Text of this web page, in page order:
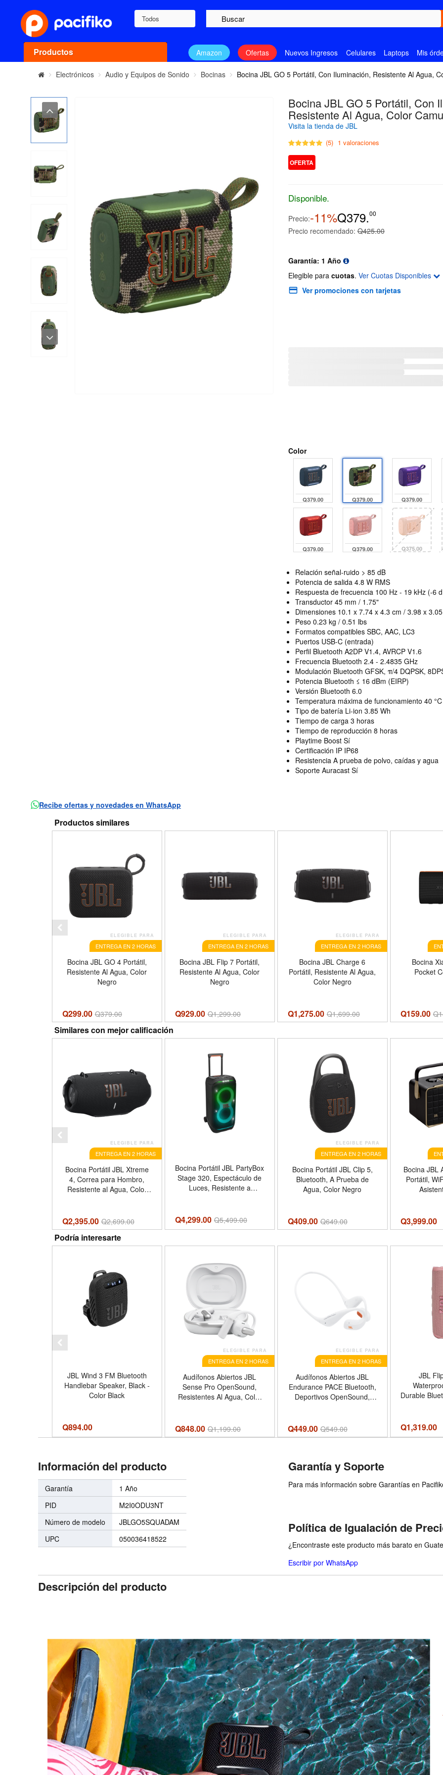
Todos
Productos Amazon Ofertas Nuevos Ingresos Celulares Laptops Mis
Electrónicos Audio y Equipos de Sonido Bocinas Bocina JBL GO 5 Portátil, Con Iluminación, Resistente Al Agua,
Bocina JBL GO 5 Portátil, Con
Resistente Al Agua, Color
Visita la tienda de JBL
(5) 1 valoraciones
OFERTA
Disponible.
Precio:-11%Q379.00
Precio recomendado: Q425.00
Garantía: 1 Año
Elegible para cuotas. Ver Cuotas Disponibles
Ver promociones con tarjetas
Color
Q379.00 Q379.00 Q379.00
Q379.00 Q379.00 Q375.00
Relación señal-ruido > 85 dB
Potencia de salida 4.8 W RMS
Respuesta de frecuencia 100 Hz - 19 kHz (-6
Transductor 45 mm / 1.75"
Dimensiones 10.1 x 7.74 x 4.3 cm / 3.98 x
Peso 0.23 kg / 0.51 lbs
Formatos compatibles SBC, AAC, LC3
Puertos USB-C (entrada)
Perfil Bluetooth A2DP V1.4, AVRCP V1.6
Frecuencia Bluetooth 2.4 - 2.4835 GHz
Modulación Bluetooth GFSK, π/4 DQPSK,
Potencia Bluetooth ≤ 16 dBm (EIRP)
Versión Bluetooth 6.0
Temperatura máxima de funcionamiento 40 °C
Tipo de batería Li-ion 3.85 Wh
Tiempo de carga 3 horas
Tiempo de reproducción 8 horas
Playtime Boost Sí
Certificación IP IP68
Resistencia A prueba de polvo, caídas y agua
Soporte Auracast Sí
Recibe ofertas y novedades en WhatsApp
Productos similares
ELEGIBLE PARA
ENTREGA EN 2 HORAS
Bocina JBL GO 4 Portátil,
Resistente Al Agua, Color
Negro
Q299.00 Q379.00
ELEGIBLE PARA
ENTREGA EN 2 HORAS
Bocina JBL Flip 7 Portátil,
Resistente Al Agua, Color
Negro
Q929.00 Q1,299.00
ELEGIBLE PARA
ENTREGA EN 2 HORAS
Bocina JBL Charge 6
Portátil, Resistente Al Agua,
Color Negro
Q1,275.00 Q1,699.00
Bocina
Pocket
Q159.00 Q
Similares con mejor calificación
ELEGIBLE PARA
ENTREGA EN 2 HORAS
Bocina Portátil JBL Xtreme
4, Correa para Hombro,
Resistente al Agua, Color
Q2,395.00 Q2,699.00
Bocina Portátil JBL PartyBox
Stage 320, Espectáculo de
Luces, Resistente a
Q4,299.00 Q5,499.00
ELEGIBLE PARA
ENTREGA EN 2 HORAS
Bocina Portátil JBL Clip 5,
Bluetooth, A Prueba de
Agua, Color Negro
Q409.00 Q649.00
Bocina JBL
Portátil,
Q3,999.00
Podría interesarte
JBL Wind 3 FM Bluetooth
Handlebar Speaker, Black -
Color Black
Q894.00
ELEGIBLE PARA
ENTREGA EN 2 HORAS
Audífonos Abiertos JBL
Sense Pro OpenSound,
Resistentes Al Agua, Color
Q848.00 Q1,199.00
ELEGIBLE PARA
ENTREGA EN 2 HORAS
Audífonos Abiertos JBL
Endurance PACE Bluetooth,
Deportivos OpenSound,
Q449.00 Q549.00
JBL
Durable
Canceling
Voice
Q1,319.00
Información del producto
Garantía
1 Año
PID
M2I0ODU3NT
Número de modelo
JBLGO5SQUADAM
UPC
050036418522
Garantía y Soporte
Para más información sobre Garantías en
Política de Igualación de
¿Encontraste este producto más barato en
Escribir por WhatsApp
Descripción del producto